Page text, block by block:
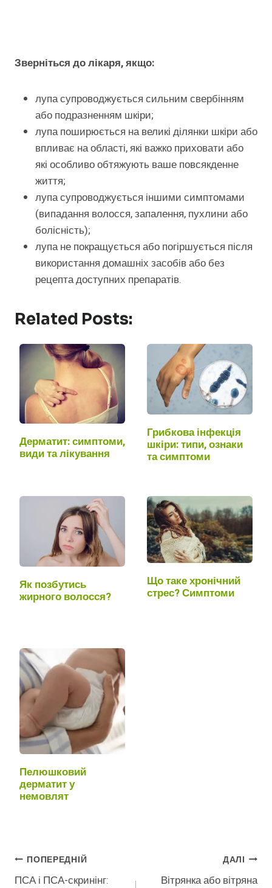
Зверніться до лікаря, якщо:
лупа супроводжується сильним свербінням
або подразненням шкіри;
лупа поширюється на великі ділянки шкіри або
впливає на області, які важко приховати або
які особливо обтяжують ваше повсякденне
життя;
лупа супроводжується іншими симптомами
(випадання волосся, запалення, пухлини або
болісність);
лупа не покращується або погіршується після
використання домашніх засобів або без
рецепта доступних препаратів.
Related Posts:
Дерматит: симптоми,
види та лікування
Грибкова інфекція
шкіри: типи, ознаки
та симптоми
Як позбутись
жирного волосся?
Що таке хронічний
стрес? Симптоми
Пелюшковий
дерматит у
немовлят
Навігація
ПОПЕРЕДНІЙ
ПСА і ПСА-скринінг:
ДАЛІ
Вітрянка або вітряна